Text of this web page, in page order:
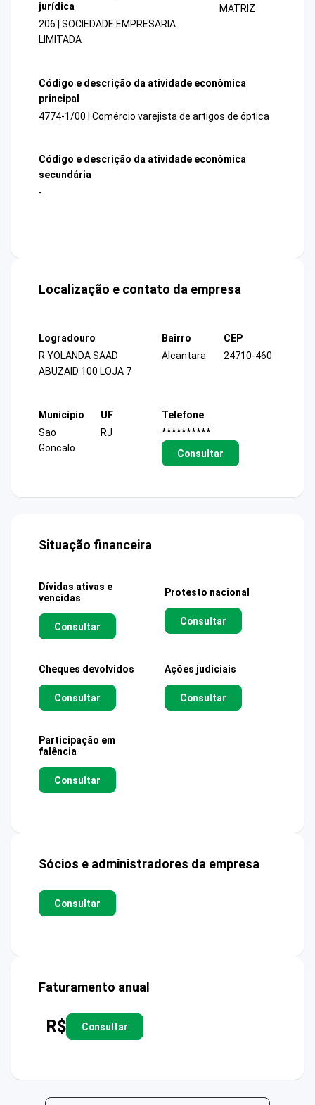
jurídica
206 | SOCIEDADE EMPRESARIA
LIMITADA
MATRIZ
Código e descrição da atividade econômica
principal
4774-1/00 | Comércio varejista de artigos de óptica
Código e descrição da atividade econômica
secundária
-
Localização e contato da empresa
Logradouro
R YOLANDA SAAD
ABUZAID 100 LOJA 7
Bairro
Alcantara
CEP
24710-460
Município
Sao
Goncalo
UF
RJ
Telefone
**********
Consultar
Situação financeira
Dívidas ativas e
vencidas
Consultar
Protesto nacional
Consultar
Cheques devolvidos
Consultar
Ações judiciais
Consultar
Participação em
falência
Consultar
Sócios e administradores da empresa
Consultar
Faturamento anual
R$ Consultar